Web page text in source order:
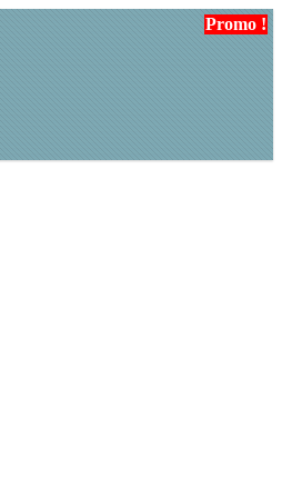
Promo !
Promo !